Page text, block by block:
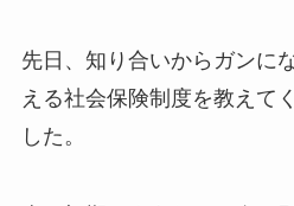
先日、知り合いからガンに
える社会保険制度を教えて
した。